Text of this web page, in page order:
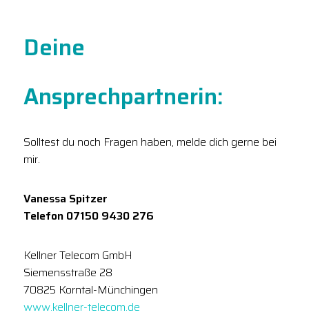
Deine
Ansprechpartnerin:
Solltest du noch Fragen haben, melde dich gerne bei
mir.
Vanessa Spitzer
Telefon 07150 9430 276
Kellner Telecom GmbH
Siemensstraße 28
70825 Korntal-Münchingen
www.kellner-telecom.de